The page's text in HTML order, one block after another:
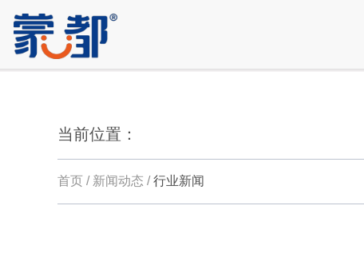
当前位置：
首页 / 新闻动态 /行业新闻